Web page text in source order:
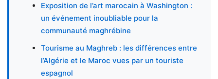
Exposition de l’art marocain à Washington :
un événement inoubliable pour la
communauté maghrébine
Tourisme au Maghreb : les différences entre
l’Algérie et le Maroc vues par un touriste
espagnol